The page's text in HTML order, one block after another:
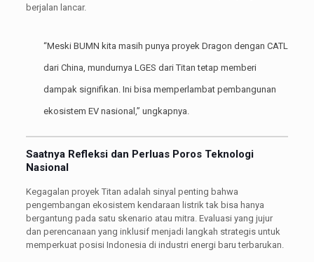
berjalan lancar.
“Meski BUMN kita masih punya proyek Dragon dengan CATL
dari China, mundurnya LGES dari Titan tetap memberi
dampak signifikan. Ini bisa memperlambat pembangunan
ekosistem EV nasional,” ungkapnya.
Saatnya Refleksi dan Perluas Poros Teknologi
Nasional
Kegagalan proyek Titan adalah sinyal penting bahwa
pengembangan ekosistem kendaraan listrik tak bisa hanya
bergantung pada satu skenario atau mitra. Evaluasi yang jujur
dan perencanaan yang inklusif menjadi langkah strategis untuk
memperkuat posisi Indonesia di industri energi baru terbarukan.